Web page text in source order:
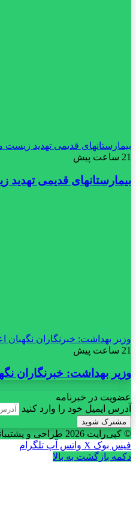
بیمارستانهای قدیمی تهدید
21 ساعت پیش
بیمارستانهای قدیمی
وزیر بهداشت: خبرنگاران نگهبان
21 ساعت پیش
وزیر بهداشت: خبرنگاران
عضویت در خبرنامه
آدرس ایمیل خود را وارد کنید
© کپی‌رایت 2026
طراحی و
فیس بوک X واتس آپ تلگرام
دکمه بازگشت به بالا